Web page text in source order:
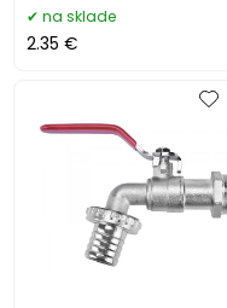
na sklade
2.35 €